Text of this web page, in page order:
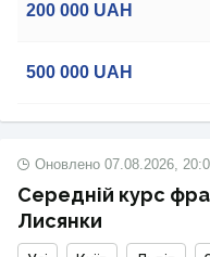
200 000 UAH
500 000 UAH
Середній курс
Лисянки
Оновлено 07.08.2026,